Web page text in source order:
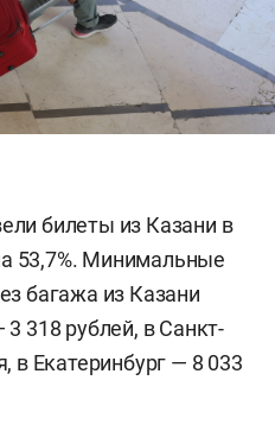
билеты из Казани в
53,7%. Минимальные
багажа из Казани
318 рублей, в Санкт-
в Екатеринбург — 8 033